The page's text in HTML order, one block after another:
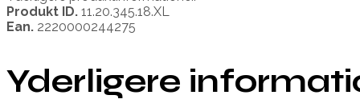
Produkt ID. 11.20.345.18.XL
Ean. 2220000244275
Yderligere